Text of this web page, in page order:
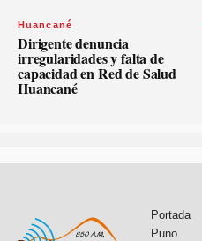
Huancané
Dirigente denuncia
irregularidades y falta de
capacidad en Red de Salud
Huancané
Portada
Puno